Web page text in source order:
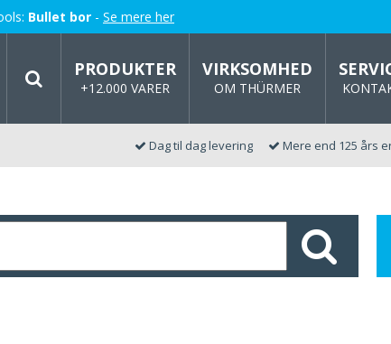
Bullet bor - Se mere her
VIRKSOMHED
OM THÜRMER
PRODUKTER
+12.000 VARER
Dag til dag levering Mere end 125 års